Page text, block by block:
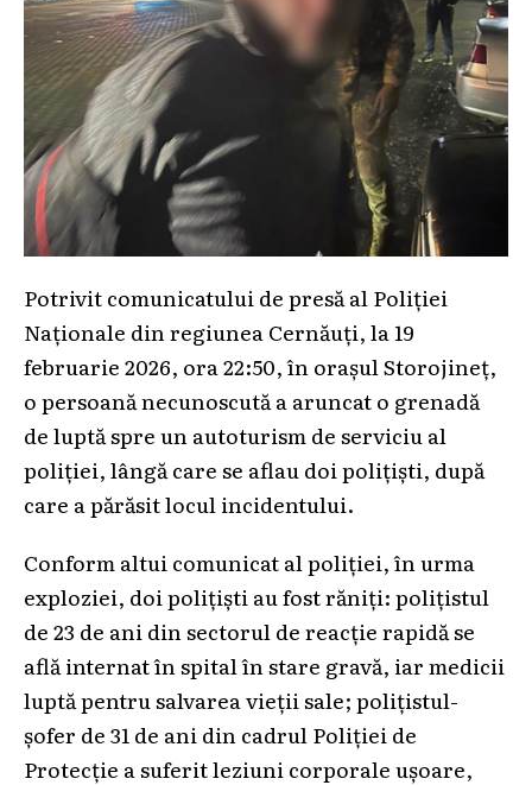
Potrivit comunicatului de presă al Poliției
Naționale din regiunea Cernăuți, la 19
februarie 2026, ora 22:50, în orașul Storojineț,
o persoană necunoscută a aruncat o grenadă
de luptă spre un autoturism de serviciu al
poliției, lângă care se aflau doi polițiști, după
care a părăsit locul incidentului.
Conform altui comunicat al poliției, în urma
exploziei, doi polițiști au fost răniți: polițistul
de 23 de ani din sectorul de reacție rapidă se
află internat în spital în stare gravă, iar medicii
luptă pentru salvarea vieții sale; polițistul-
șofer de 31 de ani din cadrul Poliției de
Protecție a suferit leziuni corporale ușoare,